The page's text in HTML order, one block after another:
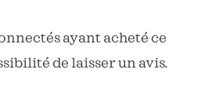
ayant acheté ce
de laisser un avis.